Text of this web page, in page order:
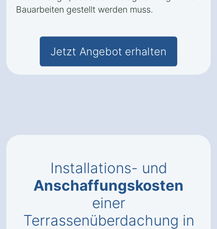
Bauarbeiten gestellt werden muss.
Jetzt Angebot erhalten
Installations- und
Anschaffungskosten
einer
Terrassenüberdachung in